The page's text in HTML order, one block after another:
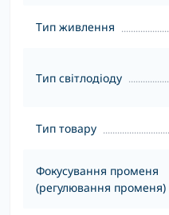
Тип живлення
Тип світлодіоду
Тип товару
Фокусування променя
(регулювання променя)